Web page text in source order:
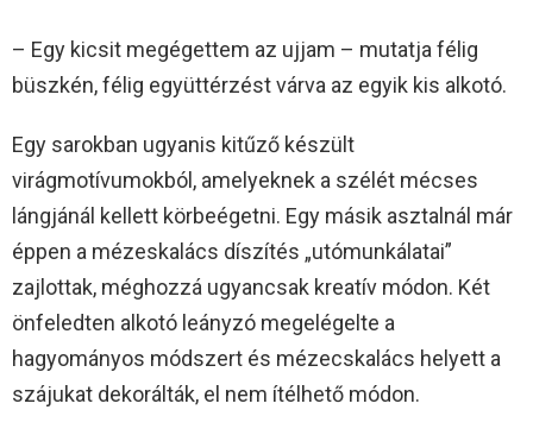
– Egy kicsit megégettem az ujjam – mutatja félig
büszkén, félig együttérzést várva az egyik kis alkotó.
Egy sarokban ugyanis kitűző készült
virágmotívumokból, amelyeknek a szélét mécses
lángjánál kellett körbeégetni. Egy másik asztalnál már
éppen a mézeskalács díszítés „utómunkálatai”
zajlottak, méghozzá ugyancsak kreatív módon. Két
önfeledten alkotó leányzó megelégelte a
hagyományos módszert és mézecskalács helyett a
szájukat dekorálták, el nem ítélhető módon.